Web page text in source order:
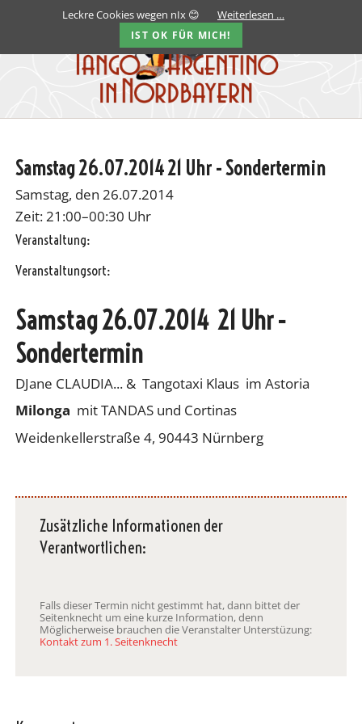
Samstag 26.07.2014 21 Uhr - Sondertermin
Samstag, den 26.07.2014
Zeit: 21:00–00:30 Uhr
Veranstaltung:
Veranstaltungsort:
Samstag 26.07.2014 21 Uhr -
Sondertermin
DJane CLAUDIA... & Tangotaxi Klaus im Astoria
Milonga mit TANDAS und Cortinas
Weidenkellerstraße 4, 90443 Nürnberg
Zusätzliche Informationen der
Verantwortlichen:
Falls dieser Termin nicht gestimmt hat, dann bittet der
Seitenknecht um eine kurze Information, denn
Möglicherweise brauchen die Veranstalter Unterstüzung:
Kontakt zum 1. Seitenknecht
Leckre Cookies wegen nIx 😊 Weiterlesen …
IST OK FÜR MICH!